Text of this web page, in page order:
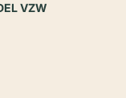
VZW